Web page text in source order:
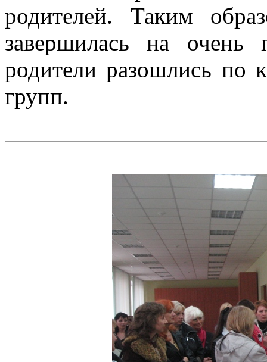
родителей. Таким
завершилась на очень
родители разошлись по
групп.